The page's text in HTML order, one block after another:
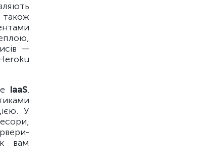
—
IaaS.
У
вам